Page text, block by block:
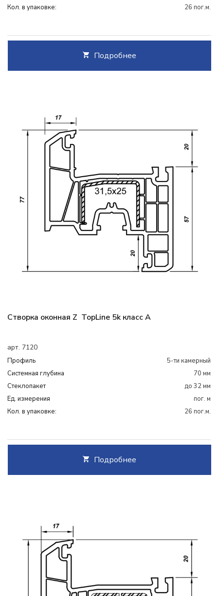
Кол. в упаковке: 26 пог.м.
Подробнее
Створка оконная Z TopLine 5k класс А
арт. 7120
Профиль
5-ти камерный
Системная глубина
70 мм
Cтеклопакет
до 32 мм
Ед. измерения
пог. м
Кол. в упаковке:
26 пог.м.
Подробнее